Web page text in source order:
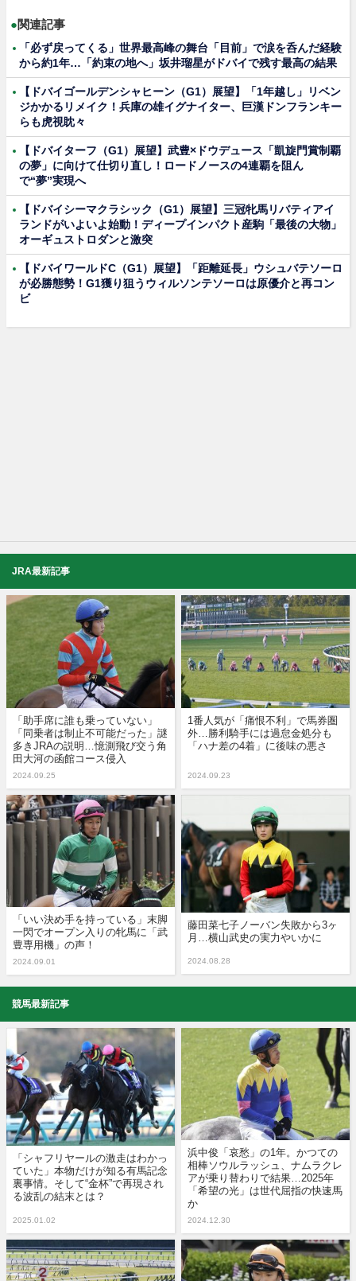
●関連記事
「必ず戻ってくる」世界最高峰の舞台「目前」で涙を呑んだ経験
から約1年…「約束の地へ」坂井瑠星がドバイで残す最高の結果
【ドバイゴールデンシャヒーン（G1）展望】「1年越し」リベン
ジかかるリメイク！兵庫の雄イグナイター、巨漢ドンフランキー
らも虎視眈々
【ドバイターフ（G1）展望】武豊×ドウデュース「凱旋門賞制覇
の夢」に向けて仕切り直し！ロードノースの4連覇を阻ん
で“夢”実現へ
【ドバイシーマクラシック（G1）展望】三冠牝馬リバティアイ
ランドがいよいよ始動！ディープインパクト産駒「最後の大物」
オーギュストロダンと激突
【ドバイワールドC（G1）展望】「距離延長」ウシュバテソーロ
が必勝態勢！G1獲り狙うウィルソンテソーロは原優介と再コン
ビ
JRA最新記事
「助手席に誰も乗っていない」
「同乗者は制止不可能だった」謎
多きJRAの説明…憶測飛び交う角
田大河の函館コース侵入
2024.09.25
1番人気が「痛恨不利」で馬券圏
外…勝利騎手には過怠金処分も
「ハナ差の4着」に後味の悪さ
2024.09.23
「いい決め手を持っている」末脚
一閃でオープン入りの牝馬に「武
豊専用機」の声！
2024.09.01
藤田菜七子ノーバン失敗から3ヶ
月…横山武史の実力やいかに
2024.08.28
競馬最新記事
「シャフリヤールの激走はわかっ
ていた」本物だけが知る有馬記念
裏事情。そして“金杯”で再現され
る波乱の結末とは？
2025.01.02
浜中俊「哀愁」の1年。かつての
相棒ソウルラッシュ、ナムラクレ
アが乗り替わりで結果…2025年
「希望の光」は世代屈指の快速馬
か
2024.12.30